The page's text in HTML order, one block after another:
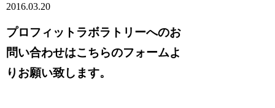
2016.03.20
プロフィットラボラトリーへのお
問い合わせはこちらのフォームよ
りお願い致します。